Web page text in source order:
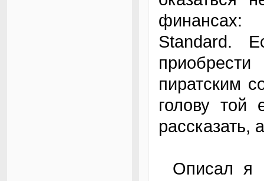
финансах:
Standard.
пиратским
голову той
рассказать,
Описал я Data Guard очень грубо - своими